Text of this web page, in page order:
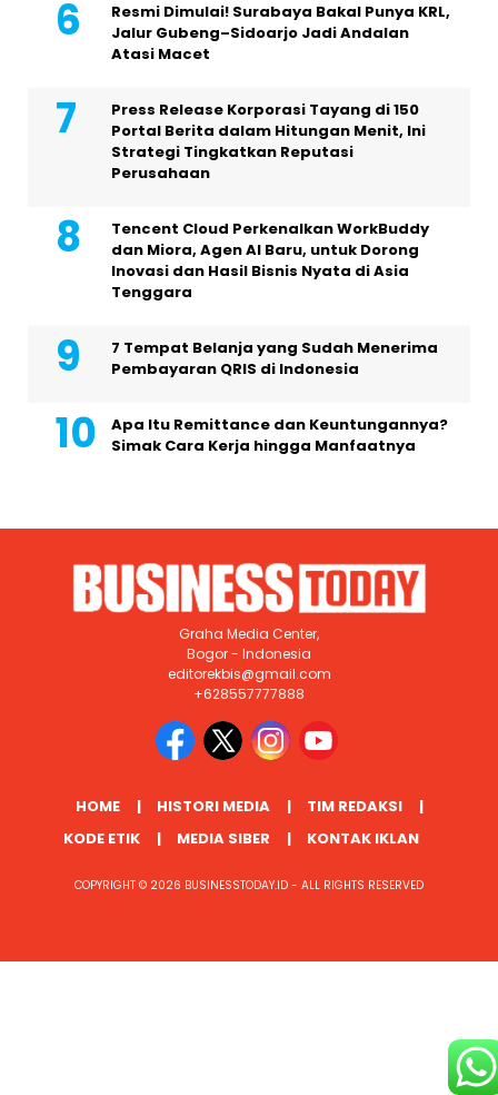
Resmi Dimulai! Surabaya Bakal Punya KRL,
Jalur Gubeng–Sidoarjo Jadi Andalan
Atasi Macet
Press Release Korporasi Tayang di 150
Portal Berita dalam Hitungan Menit, Ini
Strategi Tingkatkan Reputasi
Perusahaan
Tencent Cloud Perkenalkan WorkBuddy
dan Miora, Agen AI Baru, untuk Dorong
Inovasi dan Hasil Bisnis Nyata di Asia
Tenggara
7 Tempat Belanja yang Sudah Menerima
Pembayaran QRIS di Indonesia
Apa Itu Remittance dan Keuntungannya?
Simak Cara Kerja hingga Manfaatnya
Graha Media Center,
Bogor - Indonesia
editorekbis@gmail.com
+628557777888
HOME HISTORI MEDIA
TIM REDAKSI
KODE ETIK
MEDIA SIBER KONTAK IKLAN
COPYRIGHT © 2026 BUSINESSTODAY.ID - ALL RIGHTS RESERVED